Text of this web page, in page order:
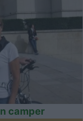
camper